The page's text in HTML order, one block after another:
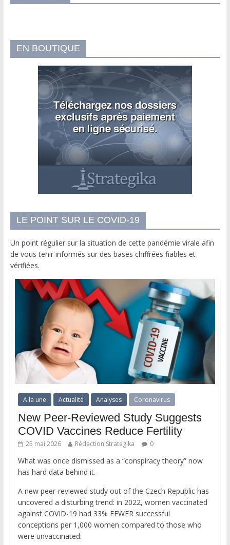
EN BOUTIQUE
LE POINT SUR LE COVID-19
Un point régulier sur la situation de cette pandémie virale afin
de vous tenir informés sur des bases chiffrées fiables et
vérifiées.
A la une Actualité Analyses Coronavirus
New Peer-Reviewed Study Suggests
COVID Vaccines Reduce Fertility
25 mai 2026 Rédaction Strategika 0
What was once dismissed as a “conspiracy theory” now
has hard data behind it.
A new peer-reviewed study out of the Czech Republic has
uncovered a disturbing trend: in 2022, women vaccinated
against COVID-19 had 33% FEWER successful
conceptions per 1,000 women compared to those who
were unvaccinated.